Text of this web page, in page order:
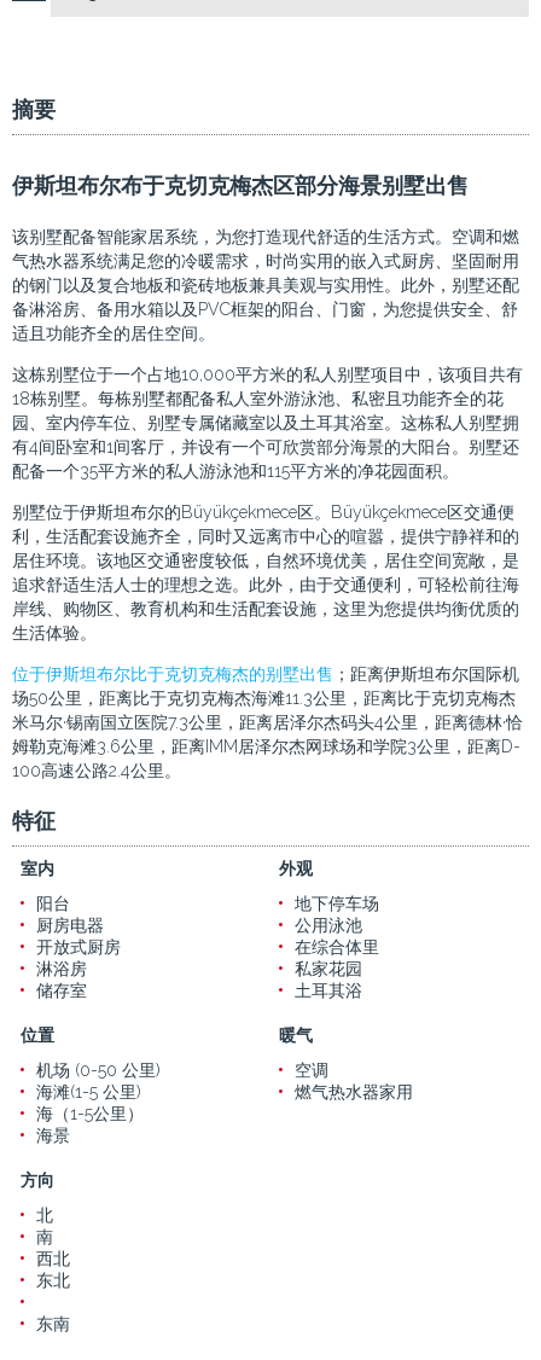
摘要
伊斯坦布尔布于克切克梅杰区部分海景别墅出售
该别墅配备智能家居系统，为您打造现代舒适的生活方式。空调和燃
气热水器系统满足您的冷暖需求，时尚实用的嵌入式厨房、坚固耐用
的钢门以及复合地板和瓷砖地板兼具美观与实用性。此外，别墅还配
备淋浴房、备用水箱以及PVC框架的阳台、门窗，为您提供安全、舒
适且功能齐全的居住空间。
这栋别墅位于一个占地10,000平方米的私人别墅项目中，该项目共有
18栋别墅。每栋别墅都配备私人室外游泳池、私密且功能齐全的花
园、室内停车位、别墅专属储藏室以及土耳其浴室。这栋私人别墅拥
有4间卧室和1间客厅，并设有一个可欣赏部分海景的大阳台。别墅还
配备一个35平方米的私人游泳池和115平方米的净花园面积。
别墅位于伊斯坦布尔的Büyükçekmece区。Büyükçekmece区交通便
利，生活配套设施齐全，同时又远离市中心的喧嚣，提供宁静祥和的
居住环境。该地区交通密度较低，自然环境优美，居住空间宽敞，是
追求舒适生活人士的理想之选。此外，由于交通便利，可轻松前往海
岸线、购物区、教育机构和生活配套设施，这里为您提供均衡优质的
生活体验。
位于伊斯坦布尔比于克切克梅杰的别墅出售 ；距离伊斯坦布尔国际机
场50公里，距离比于克切克梅杰海滩11.3公里，距离比于克切克梅杰
米马尔·锡南国立医院7.3公里，距离居泽尔杰码头4公里，距离德林·恰
姆勒克海滩3.6公里，距离IMM居泽尔杰网球场和学院3公里，距离D-
100高速公路2.4公里。
特征
室内
阳台
厨房电器
开放式厨房
淋浴房
储存室
外观
地下停车场
公用泳池
在综合体里
私家花园
土耳其浴
位置
机场 (0-50 公里)
海滩(1-5 公里)
海（1-5公里）
海景
暖气
空调
燃气热水器家用
方向
北
南
西北
东北
东南